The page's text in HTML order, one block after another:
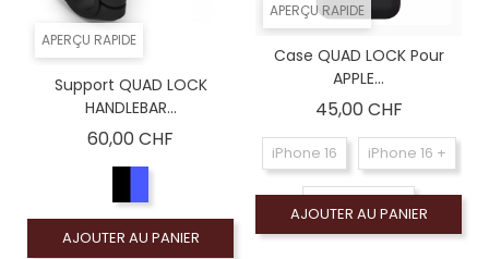
APERÇU RAPIDE
Support QUAD LOCK
HANDLEBAR...
60,00 CHF
AJOUTER AU PANIER
APERÇU RAPIDE
Case QUAD LOCK Pour
APPLE...
45,00 CHFPrix
iPhone 16 iPhone 16 +
iPhone 16 Pro
AJOUTER AU PANIER